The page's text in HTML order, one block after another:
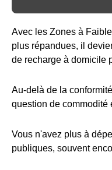
Avec les Zones à
plus répandues, il
de recharge à domicile
Au-delà de la
question de commodité
Vous n'avez plus à
publiques, souvent